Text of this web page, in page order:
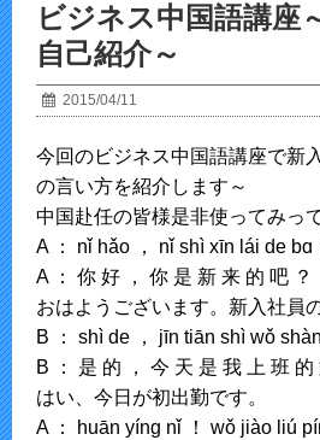
ビジネス中国語講座
自己紹介～
2015/04/11
今回のビジネス中国語講座で新
の言い方を紹介します～
中国赴任の皆様是非使ってみっ
A ： nǐ hǎo ， nǐ shì xīn lái de bɑ
A ： 你 好 ， 你 是 新 来 的 吧 ？
おはようございます。新入社員
B ： shì de ， jīn tiān shì wǒ
B ： 是 的 ， 今 天 是 我 上 班 的
はい、今日が初出勤です。
A ： huān yínɡ nǐ ！ wǒ jiào liú